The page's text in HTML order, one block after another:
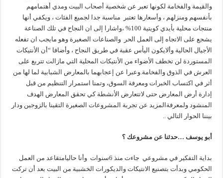
والقيمة والفخامة لكونها تعبر عن شخصية أصحاب البيت ومدي أهتمامهم
بأنفسهم ومنزلهم ، وأسعارها تعتبر مناسبة جدا لجميع الفئات ، ويكفي أنها
منتجات محلية بأيدي كويتية 100% ،واشارا إلى ان النجاح في تلك الصناعة
يشجع على الاتجاه إلى العمل الحر والصناعات الصغيرة وهو مايجب ان تفعله
الأجيال الحالية وألايكون اليأس عقبة في طريق النجاح ، وأضافا “أن الأنتيكات
المستوردة لن تخطف الأضواء من الأنتيكات المحلية التي مازالت تتربع على
العرش في الذوق والفخامة.وعبرا عن إعجابهما بالمعارض الشبابية لما لها من
أثر في اكتساب الخبرات ومعرفة السوق، وتمنا استمرار التنظيم من قبل
إدارة أرض المعارض حتى لاتتعارض الأنشطة كي تحقق المعارض الهدف
المنشود ولمعرفةالمزيد عن تجربة المشروعات الصغيرة التقينا بالزوجين ودار
بيننا الحوار التالي ..
أبو يوسف …حدثنا عن مشروعك ؟
بداية التفكير في مشروعي جاءت منذ 6سنوات وأنا حاليامتقاعد من العمل
الحكومي وبدأت بتصنيع الانتيكات والديكورات الخشبية من البيت بعد أن تركت